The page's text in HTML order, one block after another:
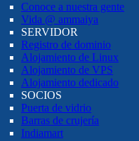
Conoce a nuestra gente
Vida @ ammaiya
SERVIDOR
Registro de dominio
Alojamiento de Linux
Alojamiento de VPS
Alojamiento dedicado
SOCIOS
Puerta de vidrio
Barras de crujería
Indiamart